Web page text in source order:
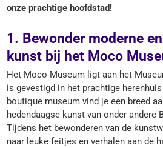
onze prachtige hoofdstad!
1. Bewonder moderne
kunst bij het Moco
Het Moco Museum ligt aan het
is gevestigd in het prachtige
boutique museum vind je een breed
hedendaagse kunst van onder andere
Tijdens het bewonderen van de
naar leuke feitjes en verhalen aan de